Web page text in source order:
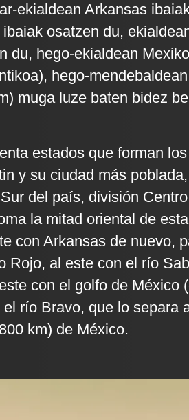
ekialdean Arkansas
osatzen du,
du, hego-ekialdean
hego-
muga luze baten bidez
estados que forman
y su ciudad más
del país, división
la mitad oriental de
con Arkansas de nuevo,
Rojo, al este con el río
con el golfo de México
río Bravo, que lo separa
km) de México.